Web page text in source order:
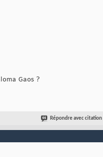
Gaos ?
Répondre avec citation